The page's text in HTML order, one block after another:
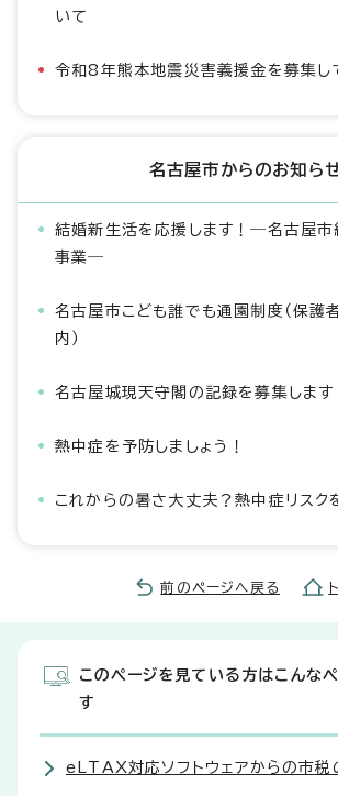
いて
令和8年熊本地震災害義援金を募集し
名古屋市からのお知ら
結婚新生活を応援します！―名古屋市
事業―
名古屋市こども誰でも通園制度（保護
内）
名古屋城現天守閣の記録を募集します
熱中症を予防しましょう！
これからの暑さ大丈夫？熱中症リスク
前のページへ戻る
このページを見ている方はこんな
す
eLTAX対応ソフトウェアからの市税